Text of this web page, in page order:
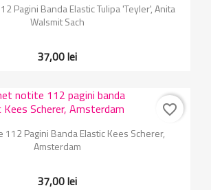
Pagini Banda Elastic Tulipa 'Teyler', Anita
Walsmit Sach
37,00 lei
112 Pagini Banda Elastic Kees Scherer,
Amsterdam
37,00 lei
favorite_border